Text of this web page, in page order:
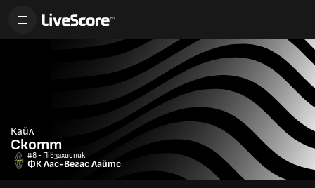
Кайл
Скотт
#8 - Півзахисник
ФК Лас-Вегас Лайтс